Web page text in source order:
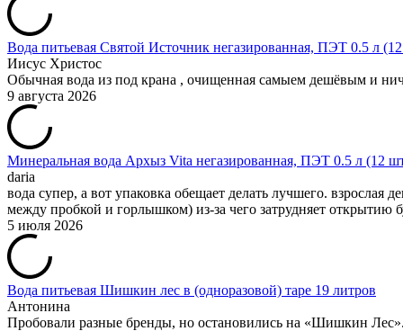
Вода питьевая Святой Источник негазированная, ПЭТ 0.5 л
Иисус Христос
Обычная вода из под крана , очищенная самыем дешёвым и
9 августа 2026
Минеральная вода Архыз Vita негазированная, ПЭТ 0.5 л (12
daria
вода супер, а вот упаковка обещает делать лучшего.
между пробкой и горлышком) из-за чего затрудняет
5 июля 2026
Вода питьевая Шишкин лес в (одноразовой) таре 19 литров
Антонина
Пробовали разные бренды, но остановились на «Шишкин